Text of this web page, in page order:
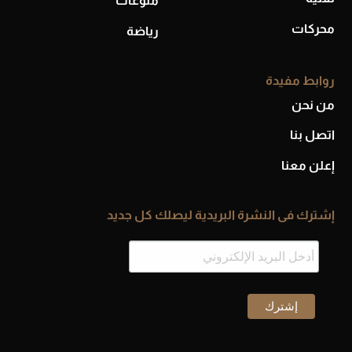
محركات رياضة
روابط مفيدة
من نحن
اتصل بنا
إعلن معنا
إشترك فى النشرة البريدية ليصلك كل جديد